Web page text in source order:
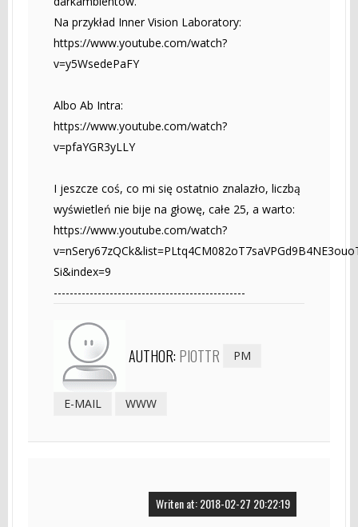
Na przykład Inner Vision Laboratory:
https://www.youtube.com/watch?
v=y5WsedePaFY
Albo Ab Intra:
https://www.youtube.com/watch?
v=pfaYGR3yLLY
I jeszcze coś, co mi się ostatnio znalazło, liczbą
wyświetleń nie bije na głowę, całe 25, a warto:
https://www.youtube.com/watch?
Si&index=9
------------------------------------------------
AUTHOR: PIOTTR PM
E-MAIL WWW
Writen at: 2018-02-27 20:22:19